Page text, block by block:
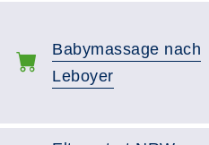
Babymassage nach
Leboyer